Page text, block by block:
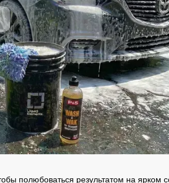
полюбоваться результатом на ярком